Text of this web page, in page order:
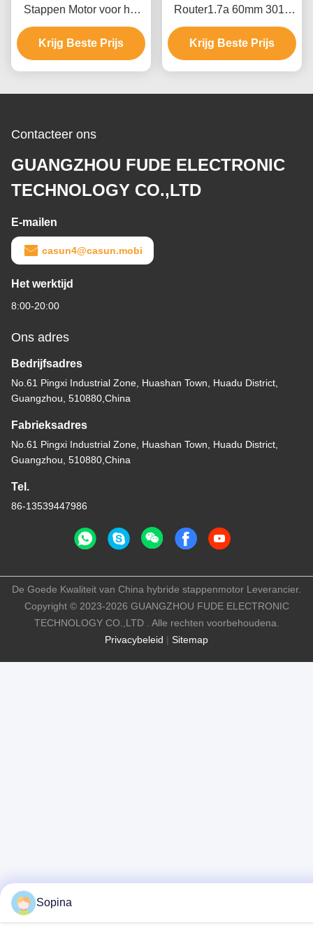
Stappen Motor voor het
Meetinstrument van XYZ
Krijg Beste Prijs
Router1.7a 60mm 3018
Cnc Stepper Motor
Krijg Beste Prijs
Contacteer ons
GUANGZHOU FUDE ELECTRONIC
TECHNOLOGY CO.,LTD
E-mailen
casun4@casun.mobi
Het werktijd
8:00-20:00
Ons adres
Bedrijfsadres
No.61 Pingxi Industrial Zone, Huashan Town, Huadu District,
Guangzhou, 510880,China
Fabrieksadres
No.61 Pingxi Industrial Zone, Huashan Town, Huadu District,
Guangzhou, 510880,China
Tel.
86-13539447986
Privacybeleid | Sitemap
De Goede Kwaliteit van China hybride stappenmotor Leverancier.
Copyright © 2023-2026 GUANGZHOU FUDE ELECTRONIC
TECHNOLOGY CO.,LTD . Alle rechten voorbehoudena.
Sopina